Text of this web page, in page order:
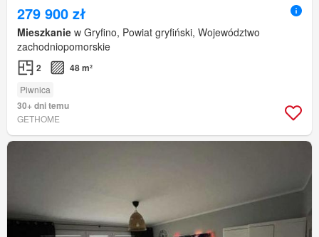
279 900 zł
Mieszkanie w Gryfino, Powiat gryfiński, Województwo
zachodniopomorskie
2 48 m²
Piwnica
30+ dni temu
GETHOME